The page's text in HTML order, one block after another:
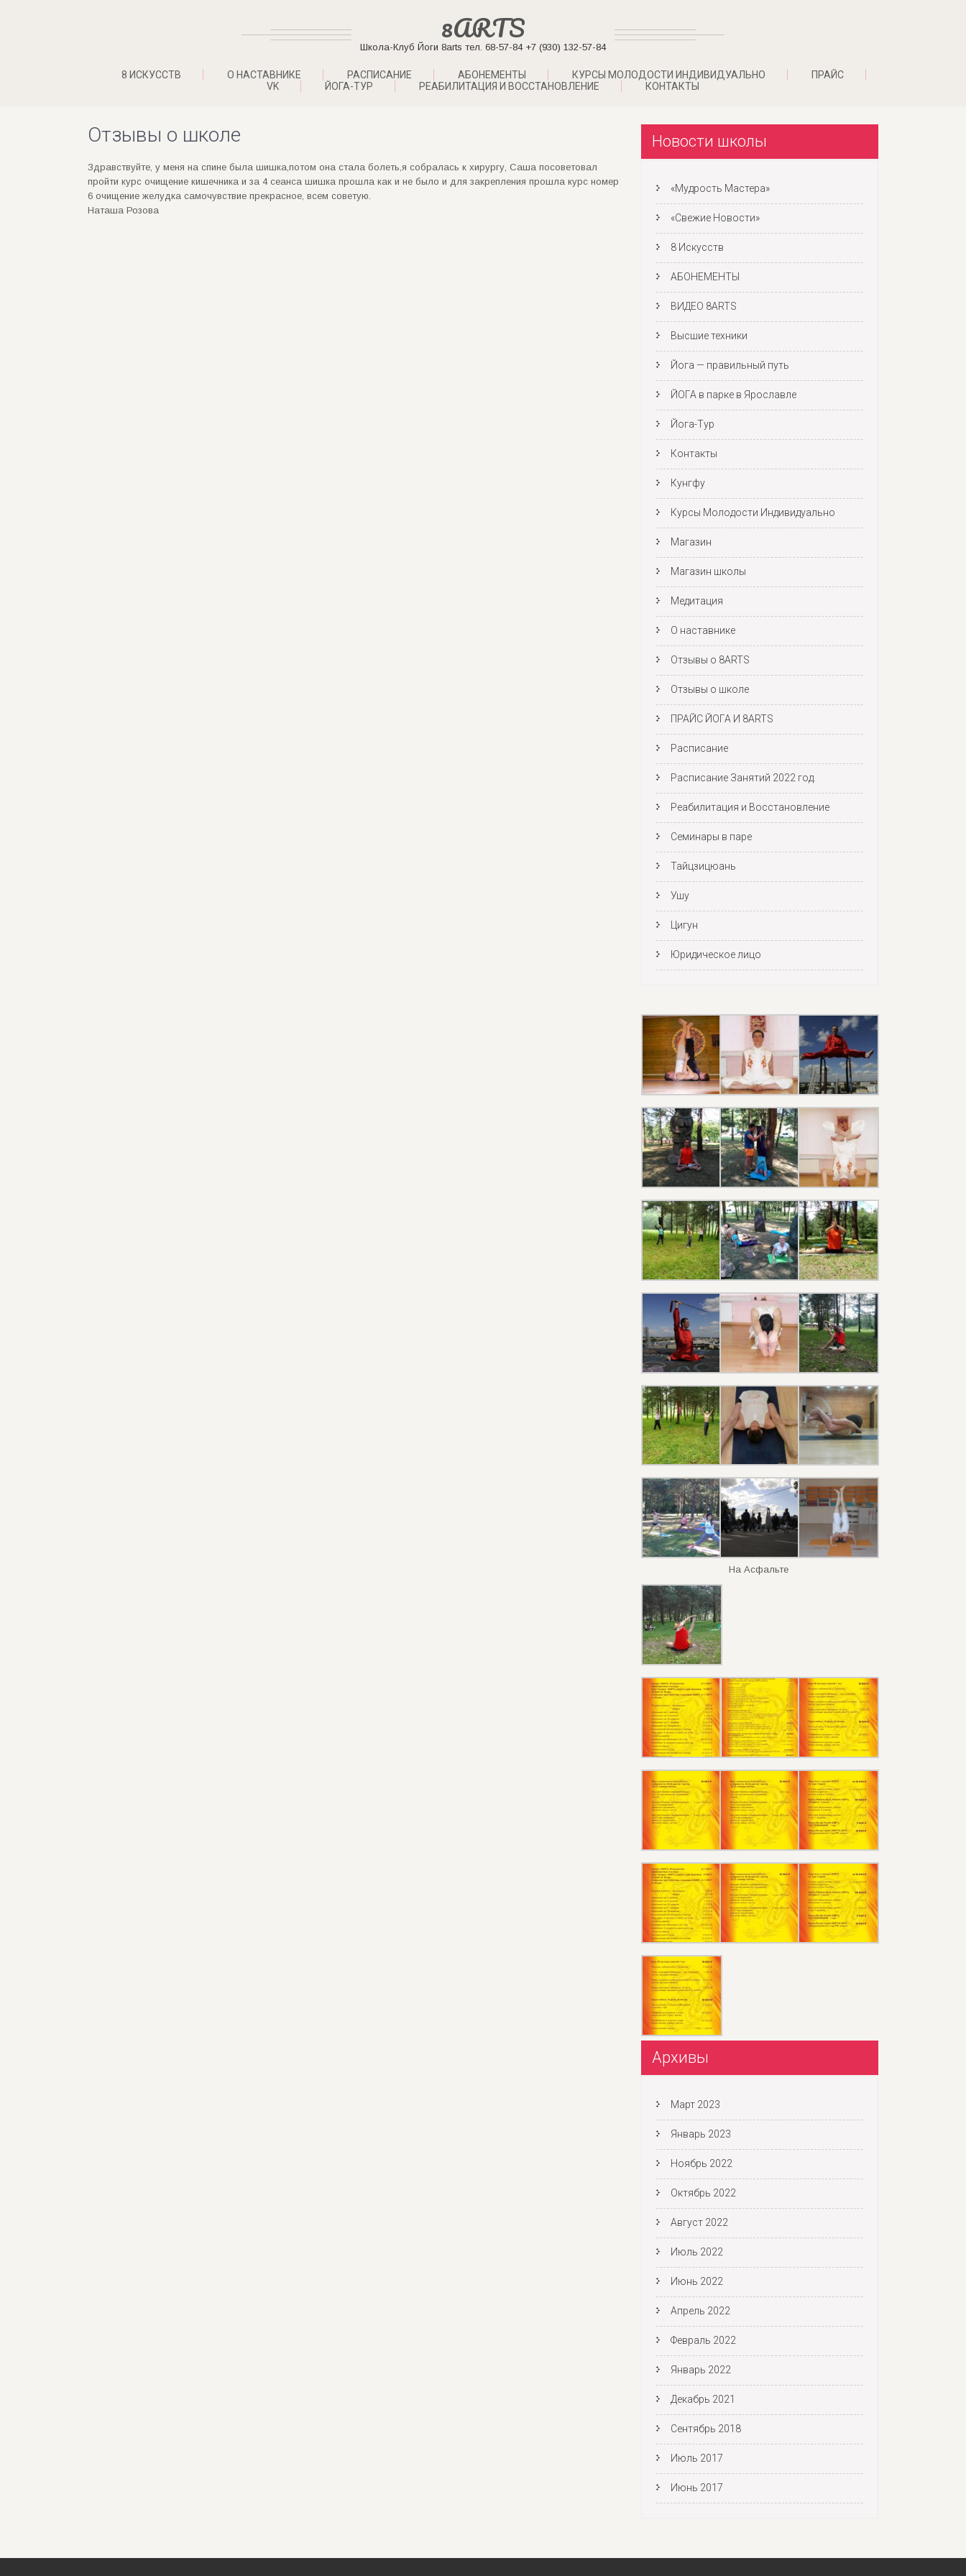
8ARTS
Школа-Клуб Йоги 8arts тел. 68-57-84 +7 (930) 132-57-84
8 ИСКУССТВ О НАСТАВНИКЕ РАСПИСАНИЕ АБОНЕМЕНТЫ КУРСЫ МОЛОДОСТИ ИНДИВИДУАЛЬНО
ПРАЙС
VK
ЙОГА-ТУР РЕАБИЛИТАЦИЯ И ВОССТАНОВЛЕНИЕ КОНТАКТЫ
Отзывы о школе
Здравствуйте, у меня на спине была шишка,потом она стала болеть,я собралась к хирургу, Саша посоветовал
пройти курс очищение кишечника и за 4 сеанса шишка прошла как и не было и для закрепления прошла курс номер
6 очищение желудка самочувствие прекрасное, всем советую.
Наташа Розова
Новости школы
«Мудрость Мастера»
«Свежие Новости»
8 Искусств
АБОНЕМЕНТЫ
ВИДЕО 8ARTS
Высшие техники
Йога — правильный путь
ЙОГА в парке в Ярославле
Йога-Тур
Контакты
Кунгфу
Курсы Молодости Индивидуально
Магазин
Магазин школы
Медитация
О наставнике
Отзывы о 8ARTS
Отзывы о школе
ПРАЙС ЙОГА И 8ARTS
Расписание
Расписание Занятий 2022 год.
Реабилитация и Восстановление
Семинары в паре
Тайцзицюань
Ушу
Цигун
Юридическое лицо
На Асфальте
Архивы
Март 2023
Январь 2023
Ноябрь 2022
Октябрь 2022
Август 2022
Июль 2022
Июнь 2022
Апрель 2022
Февраль 2022
Январь 2022
Декабрь 2021
Сентябрь 2018
Июль 2017
Июнь 2017